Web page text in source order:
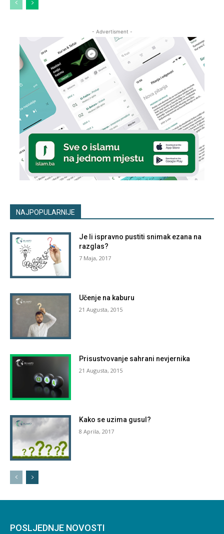
- Advertisment -
NAJPOPULARNIJE
Je li ispravno pustiti snimak ezana na
razglas?
7 Maja, 2017
Učenje na kaburu
21 Augusta, 2015
Prisustvovanje sahrani nevjernika
21 Augusta, 2015
Kako se uzima gusul?
8 Aprila, 2017
POSLJEDNJE NOVOSTI